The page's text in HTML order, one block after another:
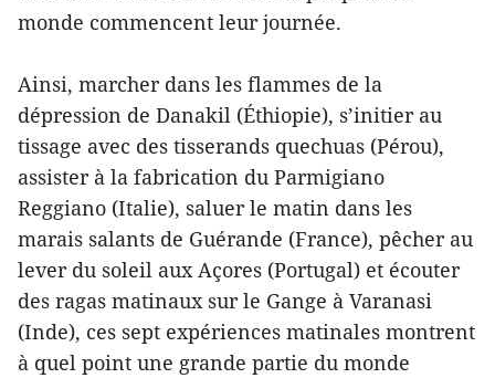
monde commencent leur journée.
Ainsi, marcher dans les flammes de la
dépression de Danakil (Éthiopie), s’initier au
tissage avec des tisserands quechuas (Pérou),
assister à la fabrication du Parmigiano
Reggiano (Italie), saluer le matin dans les
marais salants de Guérande (France), pêcher au
lever du soleil aux Açores (Portugal) et écouter
des ragas matinaux sur le Gange à Varanasi
(Inde), ces sept expériences matinales montrent
à quel point une grande partie du monde